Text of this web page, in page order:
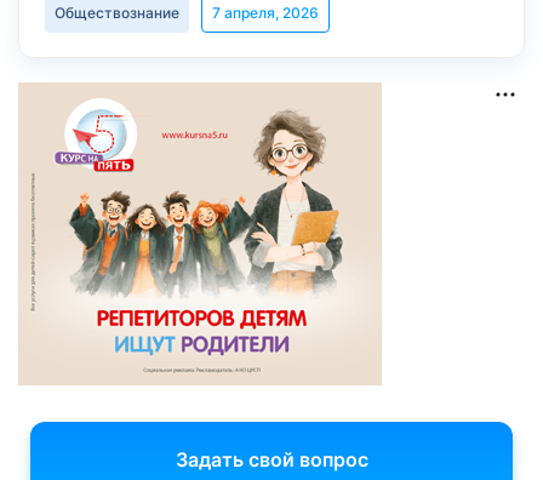
Обществознание 7 апреля, 2026
Задать свой вопрос